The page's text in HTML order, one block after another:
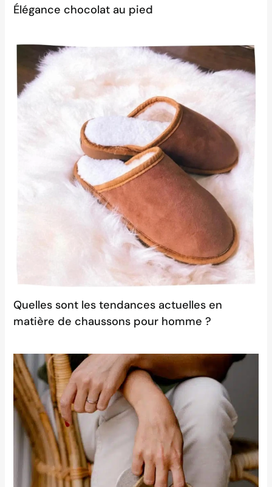
Élégance chocolat au pied
Quelles sont les tendances actuelles en
matière de chaussons pour homme ?